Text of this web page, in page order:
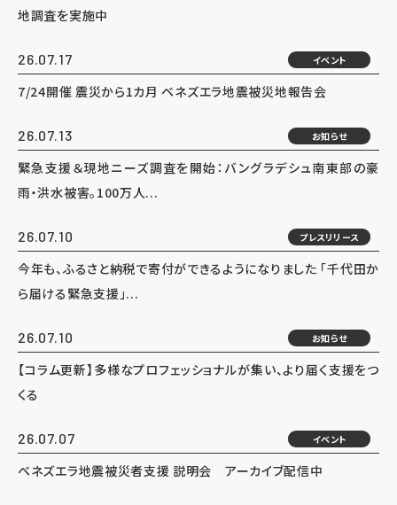
地調査を実施中
26.07.17 イベント
7/24開催 震災から1カ月 ベネズエラ地震被災地報告会
26.07.13 お知らせ
緊急支援＆現地ニーズ調査を開始：バングラデシュ南東部の豪
雨・洪水被害。100万人...
26.07.10 プレスリリース
今年も、ふるさと納税で寄付ができるようになりました 「千代田か
ら届ける緊急支援」...
26.07.10 お知らせ
【コラム更新】多様なプロフェッショナルが集い、より届く支援をつ
くる
26.07.07 イベント
ベネズエラ地震被災者支援 説明会 アーカイブ配信中